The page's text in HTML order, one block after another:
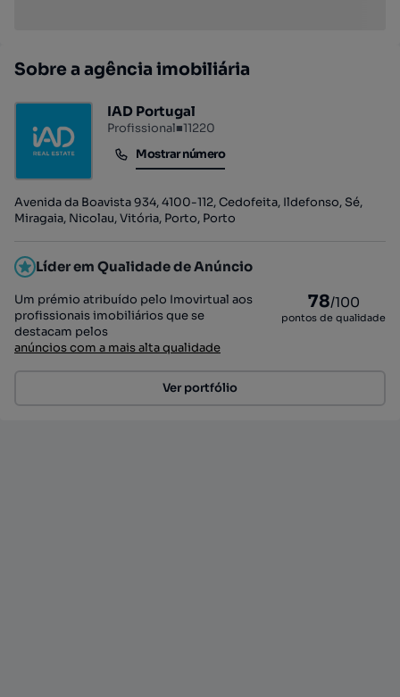
Sobre a agência imobiliária
IAD Portugal
Profissional■11220
Mostrar número
Mostrar número
Avenida da Boavista 934, 4100-112, Cedofeita, Ildefonso, Sé,
Miragaia, Nicolau, Vitória, Porto, Porto
Líder em Qualidade de Anúncio
Um prémio atribuído pelo Imovirtual aos
profissionais imobiliários que se
destacam pelos
anúncios com a mais alta qualidade
78/100
pontos de qualidade
Ver portfólio